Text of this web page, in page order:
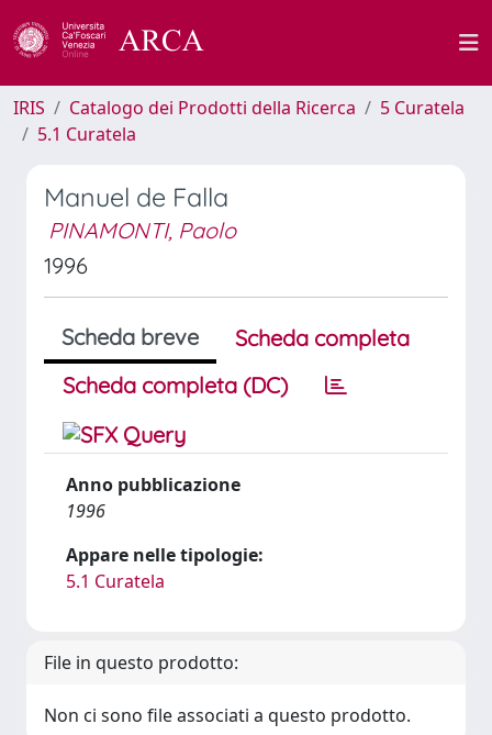
IRIS Catalogo dei Prodotti della Ricerca
5 Curatela
5.1 Curatela
Manuel de Falla
PINAMONTI, Paolo
1996
Scheda breve
Scheda completa
Scheda completa (DC)
Anno pubblicazione
1996
Appare nelle tipologie:
5.1 Curatela
File in questo prodotto:
Non ci sono file associati a questo prodotto.